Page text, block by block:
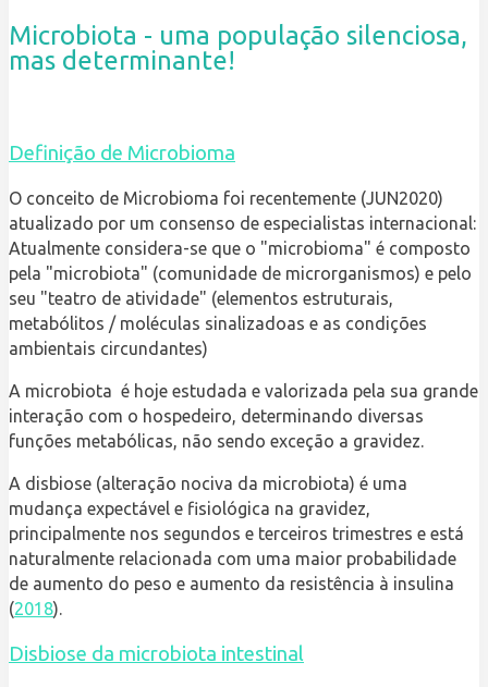
Microbiota - uma população silenciosa,
mas determinante!
Definição de Microbioma
O conceito de Microbioma foi recentemente (JUN2020)
atualizado por um consenso de especialistas internacional:
Atualmente considera-se que o "microbioma" é composto
pela "microbiota" (comunidade de microrganismos) e pelo
seu "teatro de atividade" (elementos estruturais,
metabólitos / moléculas sinalizadoas e as condições
ambientais circundantes)
A microbiota é hoje estudada e valorizada pela sua grande
interação com o hospedeiro, determinando diversas
funções metabólicas, não sendo exceção a gravidez.
A disbiose (alteração nociva da microbiota) é uma
mudança expectável e fisiológica na gravidez,
principalmente nos segundos e terceiros trimestres e está
naturalmente relacionada com uma maior probabilidade
de aumento do peso e aumento da resistência à insulina
(2018).
Disbiose da microbiota intestinal